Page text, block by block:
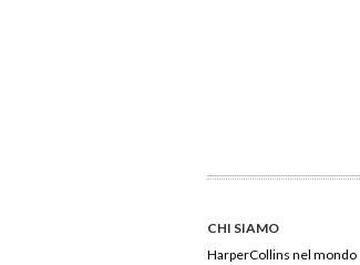
CHI SIAMO
HarperCollins nel mondo